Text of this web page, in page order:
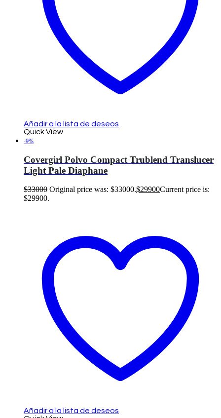
Añadir a la lista de deseos
Quick View
-9%
Covergirl Polvo Compact Trublend Translucer
Light Pale Diaphane
$33000 Original price was: $33000.$29900Current price is:
$29900.
Añadir a la lista de deseos